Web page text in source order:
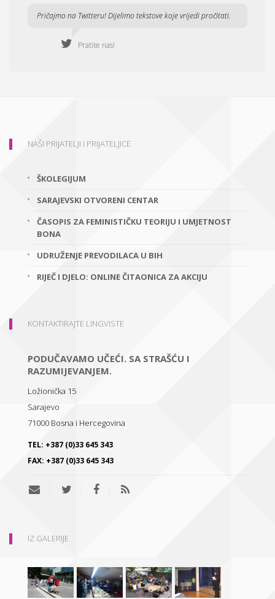
Pričajmo na Twitteru! Dijelimo tekstove koje vrijedi pročitati.
Pratite nas!
NAŠI PRIJATELJI I PRIJATELJICE
ŠKOLEGIJUM
SARAJEVSKI OTVORENI CENTAR
ČASOPIS ZA FEMINISTIČKU TEORIJU I UMJETNOST
BONA
UDRUŽENJE PREVODILACA U BIH
RIJEČ I DJELO: ONLINE ČITAONICA ZA AKCIJU
KONTAKTIRAJTE LINGVISTE
PODUČAVAMO UČEĆI. SA STRAŠĆU I
RAZUMIJEVANJEM.
Ložionička 15
Sarajevo
71000 Bosna i Hercegovina
TEL: +387 (0)33 645 343
FAX: +387 (0)33 645 343
IZ GALERIJE